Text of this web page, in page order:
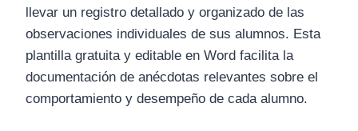
llevar un registro detallado y organizado de las
observaciones individuales de sus alumnos. Esta
plantilla gratuita y editable en Word facilita la
documentación de anécdotas relevantes sobre el
comportamiento y desempeño de cada alumno.